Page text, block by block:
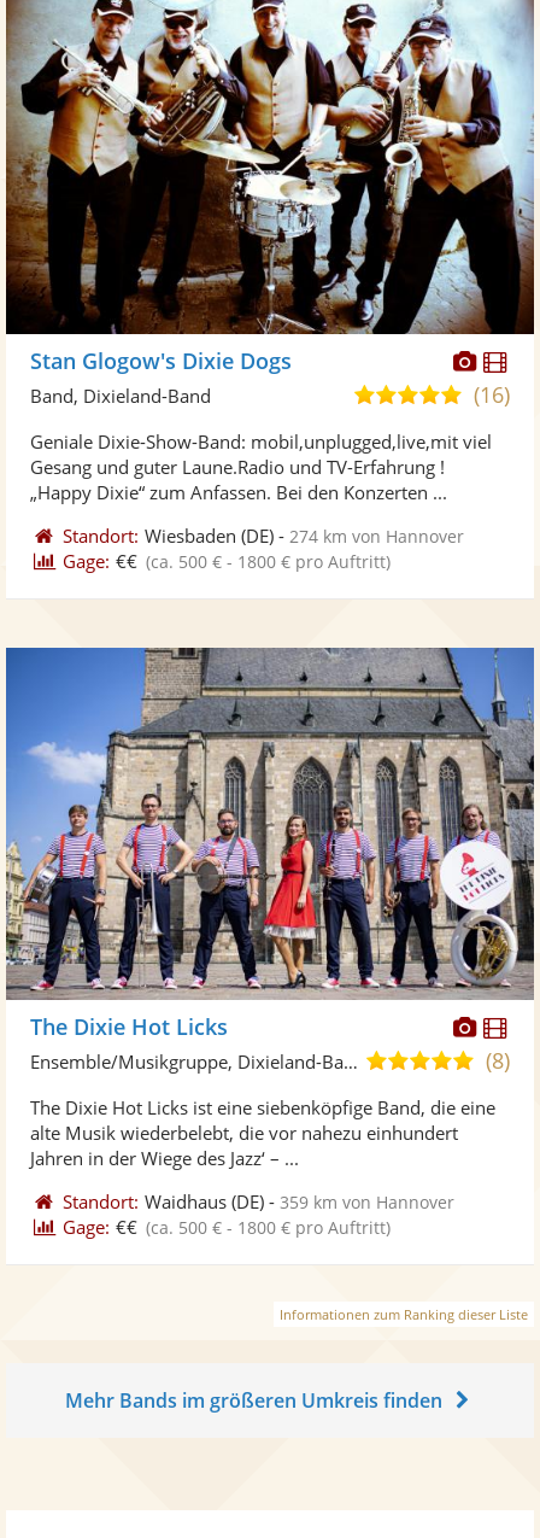
Fotos
Stan Glogow's Dixie Dogs
4,9
5
(16)
Band, Dixieland-Band
Geniale Dixie-Show-Band: mobil,unplugged,live,mit viel
Gesang und guter Laune.Radio und TV-Erfahrung !
„Happy Dixie“ zum Anfassen. Bei den Konzerten ...
Standort: Wiesbaden (DE) - 274 km von Hannover
Gage: €€ (ca. 500 € - 1800 € pro Auftritt)
Fotos
The Dixie Hot Licks
5,0
5
(8)
Ensemble/Musikgruppe, Dixieland-Band
The Dixie Hot Licks ist eine siebenköpfige Band, die eine
alte Musik wiederbelebt, die vor nahezu einhundert
Jahren in der Wiege des Jazz‘ – ...
Standort: Waidhaus (DE) -359 km von Hannover
Gage: €€ (ca. 500 € - 1800 € pro Auftritt)
Informationen zum Ranking dieser Liste
Mehr Bands im größeren Umkreis finden